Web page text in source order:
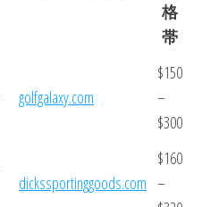
格
帯
golfgalaxy.com
$150
–
$300
dickssportinggoods.com
$160
–